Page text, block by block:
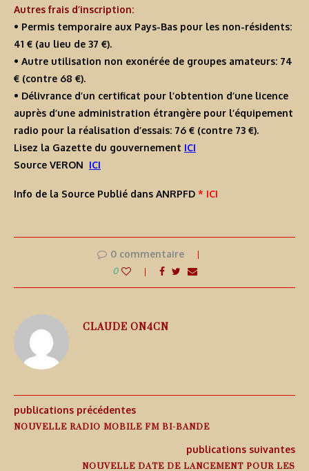
Autres frais d’inscription:
• Permis temporaire aux Pays-Bas pour les non-résidents:
41 € (au lieu de 37 €).
• Autre utilisation non exonérée de groupes amateurs: 74
€ (contre 68 €).
• Délivrance d’un certificat pour l’obtention d’une licence
auprès d’une administration étrangère pour l’équipement
radio pour la réalisation d’essais: 76 € (contre 73 €).
Lisez la Gazette du gouvernement ICI
Source VERON ICI
Info de la Source Publié dans ANRPFD * ICI
0 commentaire
0
CLAUDE ON4CN
publications précédentes
NOUVELLE RADIO MOBILE FM BI-BANDE
publications suivantes
NOUVELLE DATE DE LANCEMENT POUR LES